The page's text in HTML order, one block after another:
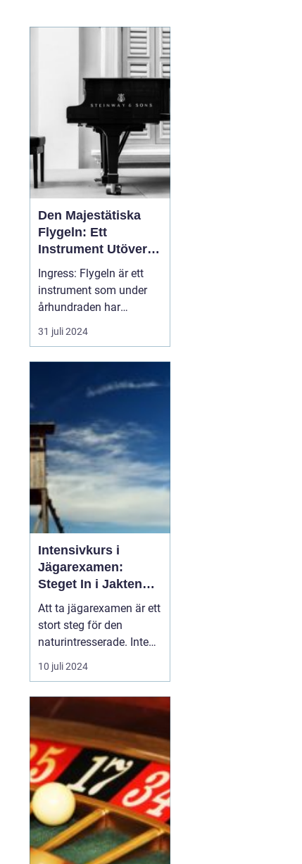
i vildmarken för att
återupptäcka frihetens
sanna essens. För må...
Den Majestätiska
Flygeln: Ett
Instrument Utöver
Det Vanliga
Ingress: Flygeln är ett
instrument som under
århundraden har
förtrollat människor med
sitt rika, varma och
förmåga att leverera en
gör...
31 juli 2024
Intensivkurs i
Jägarexamen:
Steget In i Jakten
och Naturens Värld
Att ta jägarexamen är ett
stort steg för den
naturintresserade. Inte
bara öppnar det dörrar
till en av Sveriges äldsta
det är också en väg till
kunskap om och respekt
för v&ar...
10 juli 2024